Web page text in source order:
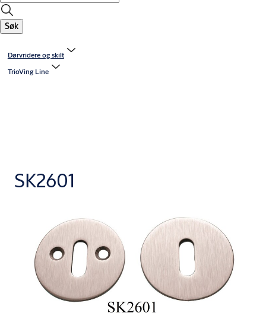
Søk
Dørvridere og skilt
TrioVing Line
SK2601